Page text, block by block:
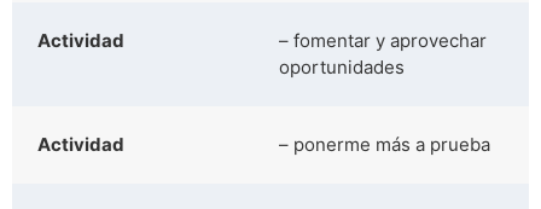
Actividad
– fomentar y aprovechar
oportunidades
Actividad – ponerme más a prueba